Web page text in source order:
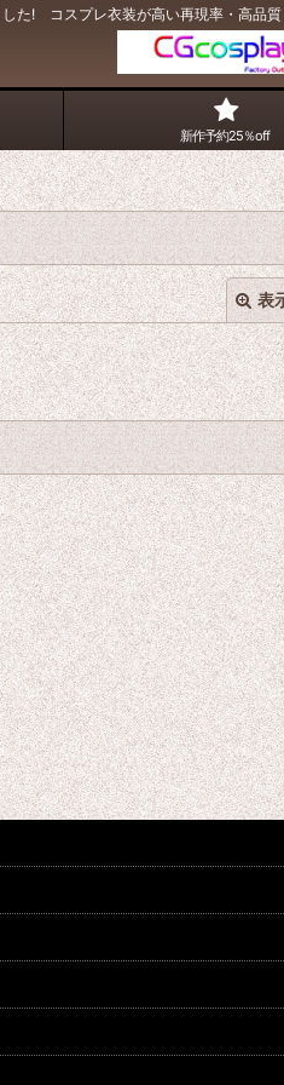
た! コスプレ衣装が高い再現率・高品質
新作予約25％off
表
絞り込む